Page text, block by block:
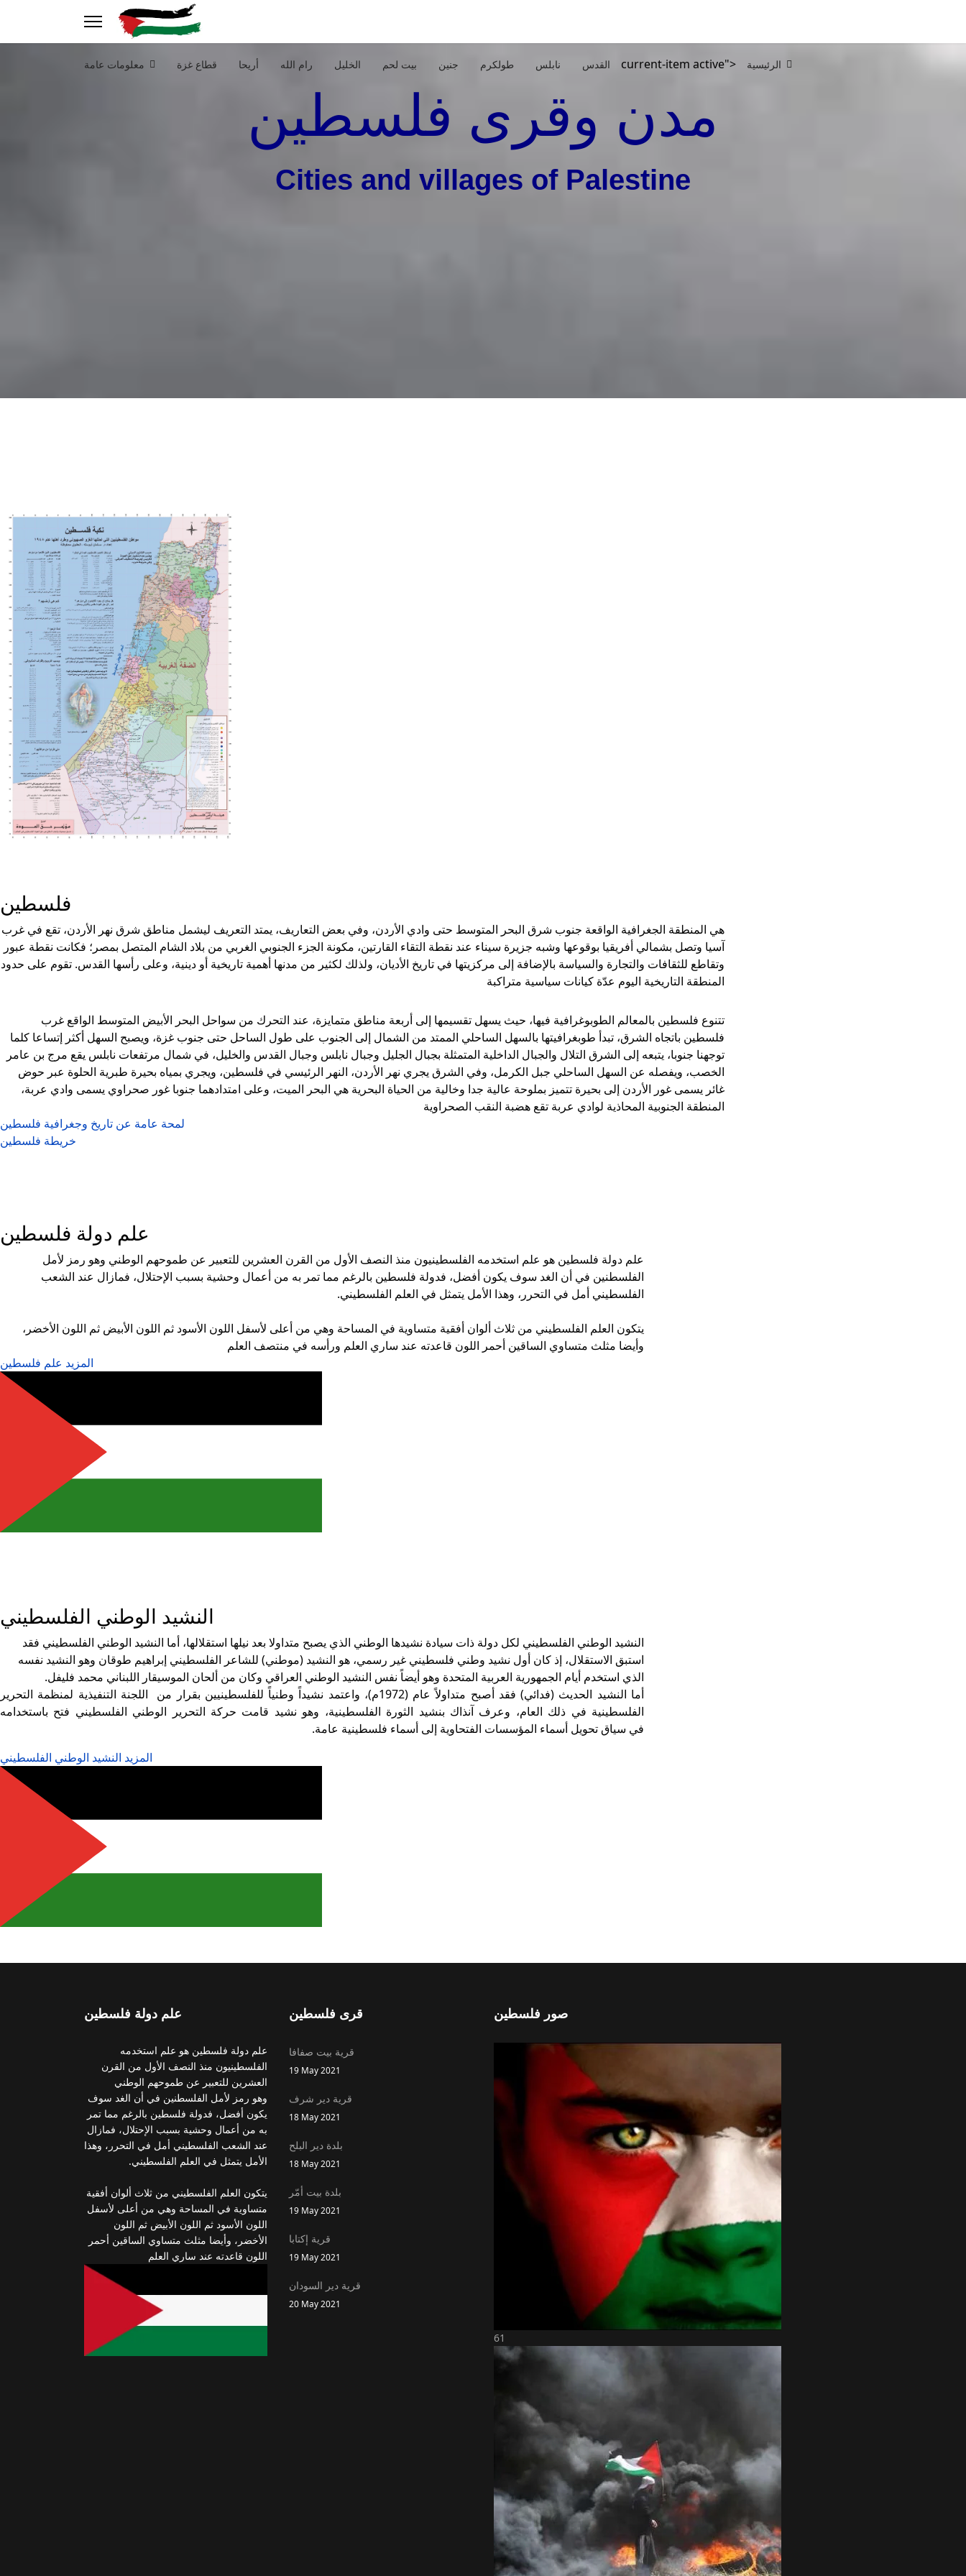
معلومات عامة قطاع غزة أريحا رام الله الخليل بيت لحم جنين طولكرم نابلس القدس current-item active"> الرئيسية
مدن وقرى فلسطين
Cities and villages of Palestine
فلسطين
هي المنطقة الجغرافية الواقعة جنوب شرق البحر المتوسط حتى وادي الأردن، وفي بعض التعاريف، يمتد التعريف ليشمل مناطق شرق نهر الأردن، تقع في غرب
آسيا وتصل بشمالي أفريقيا بوقوعها وشبه جزيرة سيناء عند نقطة التقاء القارتين، مكونة الجزء الجنوبي الغربي من بلاد الشام المتصل بمصر؛ فكانت نقطة عبور
وتقاطع للثقافات والتجارة والسياسة بالإضافة إلى مركزيتها في تاريخ الأديان، ولذلك لكثير من مدنها أهمية تاريخية أو دينية، وعلى رأسها القدس. تقوم على حدود
المنطقة التاريخية اليوم عدّة كيانات سياسية متراكبة
تتنوع فلسطين بالمعالم الطوبوغرافية فيها، حيث يسهل تقسيمها إلى أربعة مناطق متمايزة، عند التحرك من سواحل البحر الأبيض المتوسط الواقع غرب
فلسطين باتجاه الشرق، تبدأ طوبغرافيتها بالسهل الساحلي الممتد من الشمال إلى الجنوب على طول الساحل حتى جنوب غزة، ويصبح السهل أكثر إتساعا كلما
توجهنا جنوبا، يتبعه إلى الشرق التلال والجبال الداخلية المتمثلة بجبال الجليل وجبال نابلس وجبال القدس والخليل، في شمال مرتفعات نابلس يقع مرج بن عامر
الخصب، ويفصله عن السهل الساحلي جبل الكرمل، وفي الشرق يجري نهر الأردن، النهر الرئيسي في فلسطين، ويجري بمياه بحيرة طبرية الحلوة عبر حوض
غائر يسمى غور الأردن إلى بحيرة تتميز بملوحة عالية جدا وخالية من الحياة البحرية هي البحر الميت، وعلى امتدادهما جنوبا غور صحراوي يسمى وادي عربة،
المنطقة الجنوبية المحاذية لوادي عربة تقع هضبة النقب الصحراوية
لمحة عامة عن تاريخ وجغرافية فلسطين
خريطة فلسطين
علم دولة فلسطين
علم دولة فلسطين هو علم استخدمه الفلسطينيون منذ النصف الأول من القرن العشرين للتعبير عن طموحهم الوطني وهو رمز لأمل
الفلسطنين في أن الغد سوف يكون أفضل، فدولة فلسطين بالرغم مما تمر به من أعمال وحشية بسبب الإحتلال، فمازال عند الشعب
الفلسطيني أمل في التحرر، وهذا الأمل يتمثل في العلم الفلسطيني.
يتكون العلم الفلسطيني من ثلاث ألوان أفقية متساوية في المساحة وهي من أعلى لأسفل اللون الأسود ثم اللون الأبيض ثم اللون الأخضر،
وأيضا مثلث متساوي الساقين أحمر اللون قاعدته عند ساري العلم ورأسه في منتصف العلم
المزيد علم فلسطين
النشيد الوطني الفلسطيني
النشيد الوطني الفلسطيني لكل دولة ذات سيادة نشيدها الوطني الذي يصبح متداولا بعد نيلها استقلالها، أما النشيد الوطني الفلسطيني فقد
استبق الاستقلال، إذ كان أول نشيد وطني فلسطيني غير رسمي، هو النشيد (موطني) للشاعر الفلسطيني إبراهيم طوقان وهو النشيد نفسه
الذي استخدم أيام الجمهورية العربية المتحدة وهو أيضاً نفس النشيد الوطني العراقي وكان من ألحان الموسيقار اللبناني محمد فليفل.
أما النشيد الحديث (فدائي) فقد أصبح متداولاً عام (1972م)، واعتمد نشيداً وطنياً للفلسطينيين بقرار من اللجنة التنفيذية لمنظمة التحرير
الفلسطينية في ذلك العام، وعرف آنذاك بنشيد الثورة الفلسطينية، وهو نشيد قامت حركة التحرير الوطني الفلسطيني فتح باستخدامه
في سياق تحويل أسماء المؤسسات الفتحاوية إلى أسماء فلسطينية عامة.
المزيد النشيد الوطني الفلسطيني
علم دولة فلسطين
علم دولة فلسطين هو علم استخدمه
الفلسطينيون منذ النصف الأول من القرن
العشرين للتعبير عن طموحهم الوطني
وهو رمز لأمل الفلسطنين في أن الغد سوف
يكون أفضل، فدولة فلسطين بالرغم مما تمر
به من أعمال وحشية بسبب الإحتلال، فمازال
عند الشعب الفلسطيني أمل في التحرر، وهذا
الأمل يتمثل في العلم الفلسطيني.
يتكون العلم الفلسطيني من ثلاث ألوان أفقية
متساوية في المساحة وهي من أعلى لأسفل
اللون الأسود ثم اللون الأبيض ثم اللون
الأخضر، وأيضا مثلث متساوي الساقين أحمر
اللون قاعدته عند ساري العلم
قرى فلسطين
قرية بيت صفافا
19 May 2021
قرية دير شرف
18 May 2021
بلدة دير البلح
18 May 2021
بلدة بيت أمّر
19 May 2021
قرية إكتابا
19 May 2021
قرية دير السودان
20 May 2021
صور فلسطين
61